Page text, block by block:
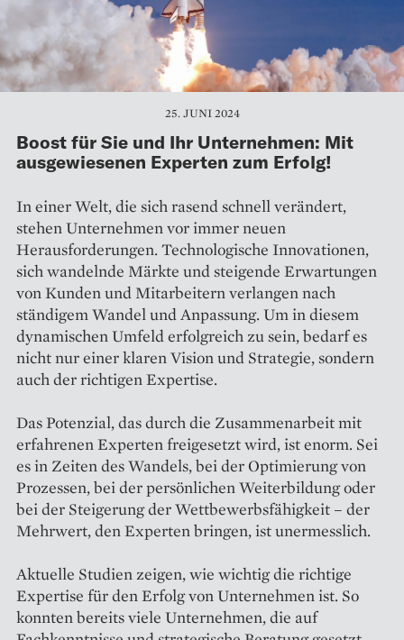
25. JUNI 2024
Boost für Sie und Ihr Unternehmen: Mit
ausgewiesenen Experten zum Erfolg!
In einer Welt, die sich rasend schnell verändert,
stehen Unternehmen vor immer neuen
Herausforderungen. Technologische Innovationen,
sich wandelnde Märkte und steigende Erwartungen
von Kunden und Mitarbeitern verlangen nach
ständigem Wandel und Anpassung. Um in diesem
dynamischen Umfeld erfolgreich zu sein, bedarf es
nicht nur einer klaren Vision und Strategie, sondern
auch der richtigen Expertise.
Das Potenzial, das durch die Zusammenarbeit mit
erfahrenen Experten freigesetzt wird, ist enorm. Sei
es in Zeiten des Wandels, bei der Optimierung von
Prozessen, bei der persönlichen Weiterbildung oder
bei der Steigerung der Wettbewerbsfähigkeit – der
Mehrwert, den Experten bringen, ist unermesslich.
Aktuelle Studien zeigen, wie wichtig die richtige
Expertise für den Erfolg von Unternehmen ist. So
konnten bereits viele Unternehmen, die auf